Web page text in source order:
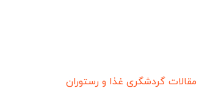
مقالات گردشگری غذا و رستوران